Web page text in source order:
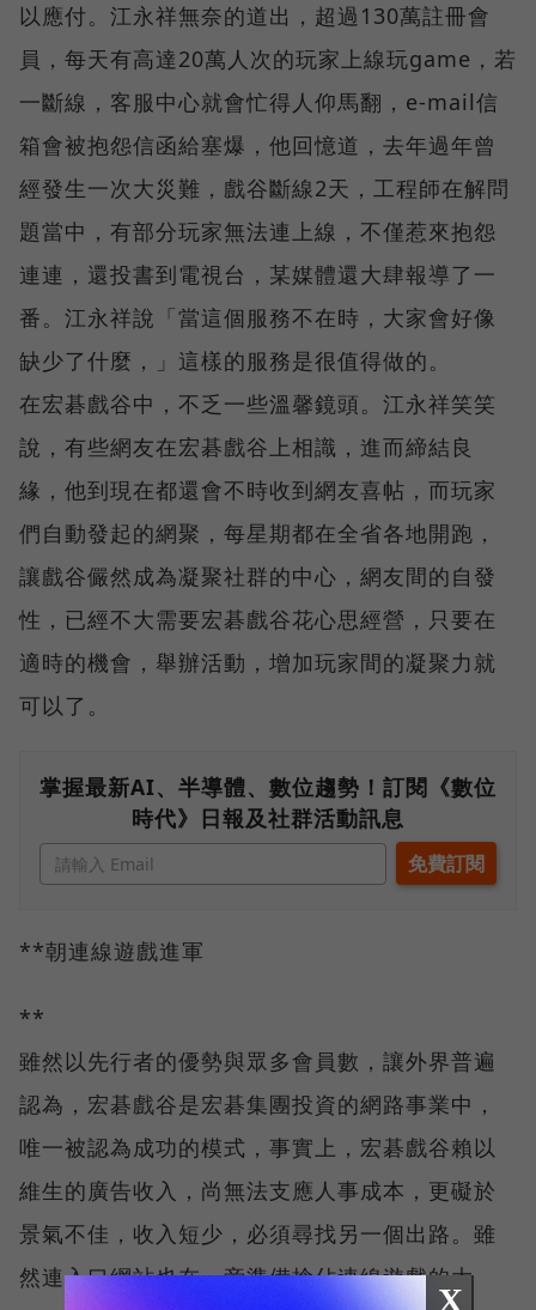
以應付。江永祥無奈的道出，超過130萬註冊會
員，每天有高達20萬人次的玩家上線玩game，若
一斷線，客服中心就會忙得人仰馬翻，e-mail信
箱會被抱怨信函給塞爆，他回憶道，去年過年曾
經發生一次大災難，戲谷斷線2天，工程師在解問
題當中，有部分玩家無法連上線，不僅惹來抱怨
連連，還投書到電視台，某媒體還大肆報導了一
番。江永祥說「當這個服務不在時，大家會好像
缺少了什麼，」這樣的服務是很值得做的。
在宏碁戲谷中，不乏一些溫馨鏡頭。江永祥笑笑
說，有些網友在宏碁戲谷上相識，進而締結良
緣，他到現在都還會不時收到網友喜帖，而玩家
們自動發起的網聚，每星期都在全省各地開跑，
讓戲谷儼然成為凝聚社群的中心，網友間的自發
性，已經不大需要宏碁戲谷花心思經營，只要在
適時的機會，舉辦活動，增加玩家間的凝聚力就
可以了。
掌握最新AI、半導體、數位趨勢！訂閱《數位
時代》日報及社群活動訊息
**朝連線遊戲進軍
**
雖然以先行者的優勢與眾多會員數，讓外界普遍
認為，宏碁戲谷是宏碁集團投資的網路事業中，
唯一被認為成功的模式，事實上，宏碁戲谷賴以
維生的廣告收入，尚無法支應人事成本，更礙於
景氣不佳，收入短少，必須尋找另一個出路。雖
然連入口網站也在一旁準備搶佔連線遊戲的大
X